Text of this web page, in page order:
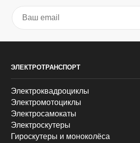
ЭЛЕКТРОТРАНСПОРТ
Электроквадроциклы
Электромотоциклы
Электросамокаты
Электроскутеры
Гироскутеры и моноколёса